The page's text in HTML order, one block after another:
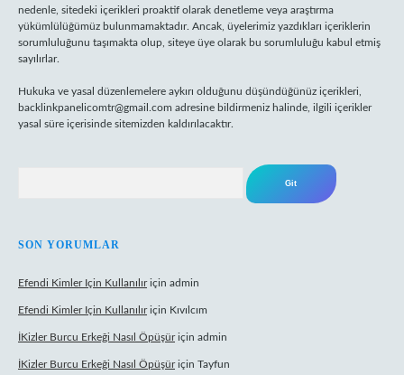
nedenle, sitedeki içerikleri proaktif olarak denetleme veya araştırma
yükümlülüğümüz bulunmamaktadır. Ancak, üyelerimiz yazdıkları içeriklerin
sorumluluğunu taşımakta olup, siteye üye olarak bu sorumluluğu kabul etmiş
sayılırlar.
Hukuka ve yasal düzenlemelere aykırı olduğunu düşündüğünüz içerikleri,
backlinkpanelicomtr@gmail.com adresine bildirmeniz halinde, ilgili içerikler
yasal süre içerisinde sitemizden kaldırılacaktır.
SON YORUMLAR
Efendi Kimler Için Kullanılıriçin admin
Efendi Kimler Için Kullanılıriçin Kıvılcım
İKizler Burcu Erkeği Nasıl Öpüşüriçin admin
İKizler Burcu Erkeği Nasıl Öpüşüriçin Tayfun